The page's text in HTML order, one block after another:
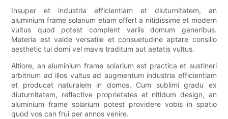
Insuper et industria efficientiam et diuturnitatem, an
aluminium frame solarium etiam offert a nitidissime et modern
vultus quod potest complent variis domum generibus.
Materia est valde versatile et consuetudine aptare consilio
aesthetic tui domi vel mavis traditum aut aetatis vultus.
Altiore, an aluminium frame solarium est practica et sustineri
arbitrium ad illos vultus ad augmentum industria efficientiam
et producat naturalem in domos. Cum sublimi gradu ex
diuturnitatem, reflective proprietates et nitidum design, an
aluminium frame solarium potest providere vobis in spatio
quod vos can frui per annos venire.